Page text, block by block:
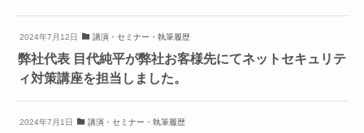
2024年7月12日 講演・セミナー・執筆履歴
弊社代表 目代純平が弊社お客様先にてネットセキュリテ
ィ対策講座を担当しました。
2024年7月1日 講演・セミナー・執筆履歴